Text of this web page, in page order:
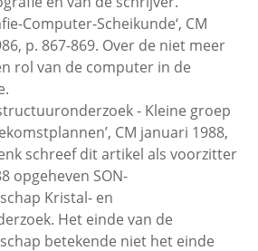
Computer-Scheikunde‘, CM
p. 867-869. Over de niet meer
rol van de computer in de
- Kleine groep
CM januari 1988,
schreef dit artikel als voorzitter
opgeheven SON-
Kristal- en
Het einde van de
betekende niet het einde